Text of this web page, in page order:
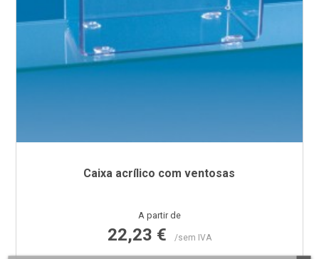
Caixa acrílico com ventosas
Preço
A partir de
22,23 € /sem IVA